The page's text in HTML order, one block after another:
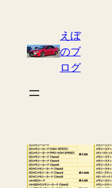
content
えぼ
のブ
ログ